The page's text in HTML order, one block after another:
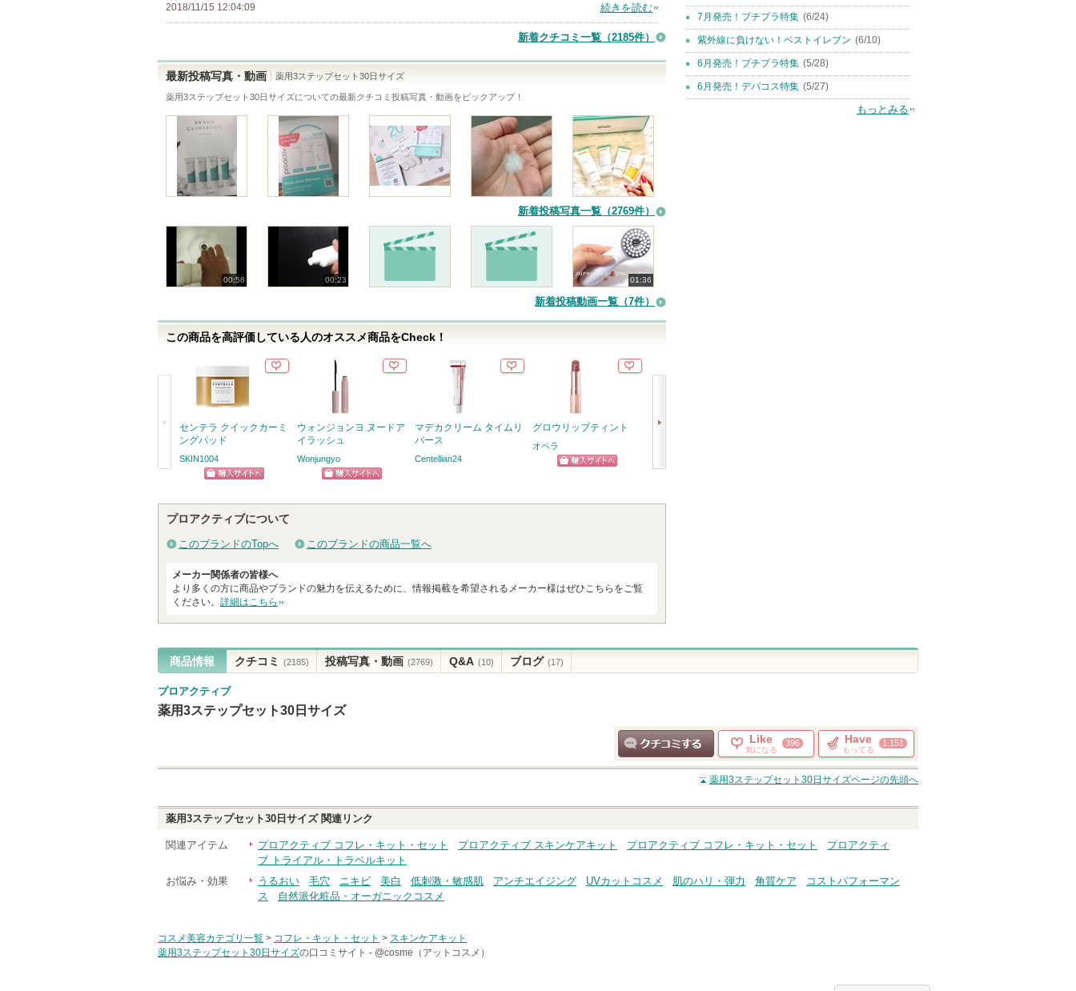
ま
録
て
い
ま
す
2018/11/15 12:04:09 続きを読む
新着クチコミ一覧 （2185件）
最新投稿写真・動画 薬用3ステップセット30日サイズ
薬用3ステップセット30日サイズについての最新クチコミ投稿写真・動画をピックアップ！
新着投稿写真一覧（2769件）
00:58 00:23 01:36
新着投稿動画一覧（7件）
この商品を高評価している人のオススメ商品をCheck！
センテラ クイックカーミ
ングパッド
SKIN1004
グサイトへ
ウォンジョンヨ ヌードア
イラッシュ
Wonjungyo
マデカクリーム タイムリ
バース
Centellian24
グロウリップティント
オペラ
フィー リップアンドチー
fwee(フィー)
プロアクティブについて
このブランドのTopへ このブランドの商品一覧へ
メーカー関係者の皆様へ
より多くの方に商品やブランドの魅力を伝えるために、情報掲載を希望されるメーカー様はぜひこちらをご覧
ください。 詳細はこちら
7月発売！プチプラ特集 (6/24)
紫外線に負けない！ベストイレブン (6/10)
6月発売！プチプラ特集 (5/28)
6月発売！デパコス特集 (5/27)
もっとみる
商品情報 クチコミ (2185) 投稿写真・動画 (2769) Q&A (10) ブログ (17)
プロアクティブ
薬用3ステップセット30日サイズ
クチコミする
Like
気になる
396 Have
もってる
1,151
薬用3ステップセット30日サイズページの先頭へ
薬用3ステップセット30日サイズ関連リンク
関連アイテム プロアクティブ コフレ・キット・セット プロアクティブ スキンケアキット プロアクティブ コフレ・キット・セット
プロアクティ
ブ トライアル・トラベルキット
お悩み・効果
うるおい 毛穴 ニキビ 美白 低刺激・敏感肌 アンチエイジング UVカットコスメ 肌のハリ・弾力 角質ケア
コストパフォーマン
ス
自然派化粧品・オーガニックコスメ
コスメ美容カテゴリ一覧 > コフレ・キット・セット > スキンケアキット
薬用3ステップセット30日サイズの口コミサイト - @cosme（アットコスメ）